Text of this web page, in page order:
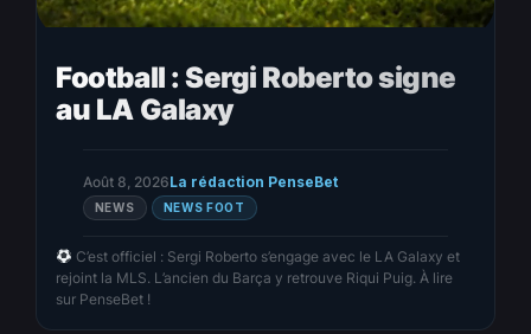
Football : Sergi Roberto signe
au LA Galaxy
Août 8, 2026La rédaction PenseBet
NEWS NEWS FOOT
C’est officiel : Sergi Roberto s’engage avec le LA Galaxy et
rejoint la MLS. L’ancien du Barça y retrouve Riqui Puig. À lire
sur PenseBet !